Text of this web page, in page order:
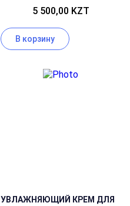
5 500,00 KZT
В корзину
УВЛАЖНЯЮЩИЙ КРЕМ ДЛЯ